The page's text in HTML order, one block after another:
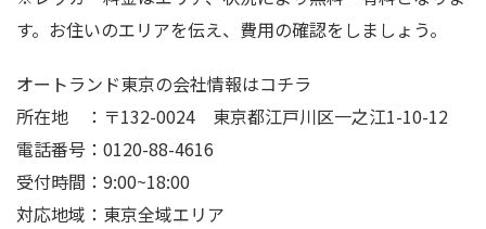
す。お住いのエリアを伝え、費用の確認をしましょう。
オートランド東京の会社情報はコチラ
所在地 ：〒132-0024 東京都江戸川区一之江1-10-12
電話番号：0120-88-4616
受付時間：9:00~18:00
対応地域：東京全域エリア